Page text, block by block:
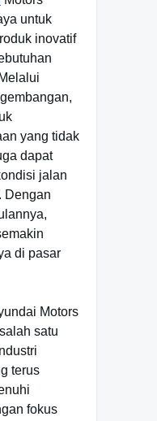
untuk
inovatif
yang tidak
dapat
jalan
Dengan
di pasar
Motors
satu
terus
fokus